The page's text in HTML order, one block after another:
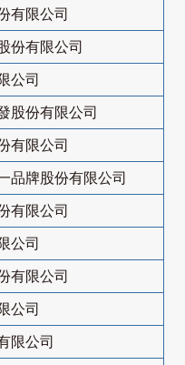
有限公司
份有限公司
公司
股份有限公司
有限公司
品牌股份有限公司
有限公司
公司
有限公司
公司
限公司